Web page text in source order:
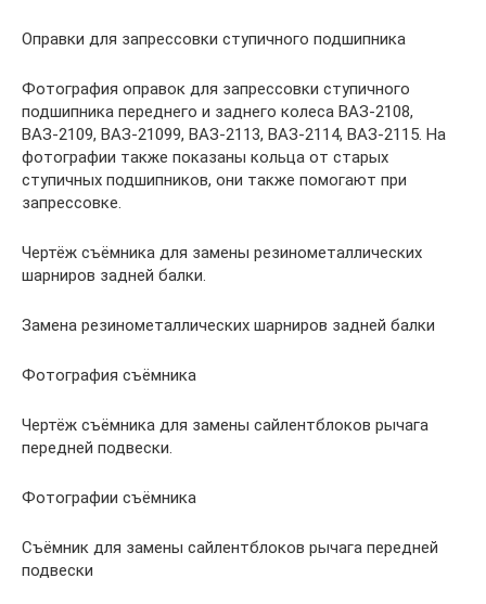
Оправки для запрессовки ступичного подшипника
Фотография оправок для запрессовки ступичного
подшипника переднего и заднего колеса ВАЗ-2108,
ВАЗ-2109, ВАЗ-21099, ВАЗ-2113, ВАЗ-2114, ВАЗ-2115. На
фотографии также показаны кольца от старых
ступичных подшипников, они также помогают при
запрессовке.
Чертёж съёмника для замены резинометаллических
шарниров задней балки.
Замена резинометаллических шарниров задней балки
Фотография съёмника
Чертёж съёмника для замены сайлентблоков рычага
передней подвески.
Фотографии съёмника
Съёмник для замены сайлентблоков рычага передней
подвески